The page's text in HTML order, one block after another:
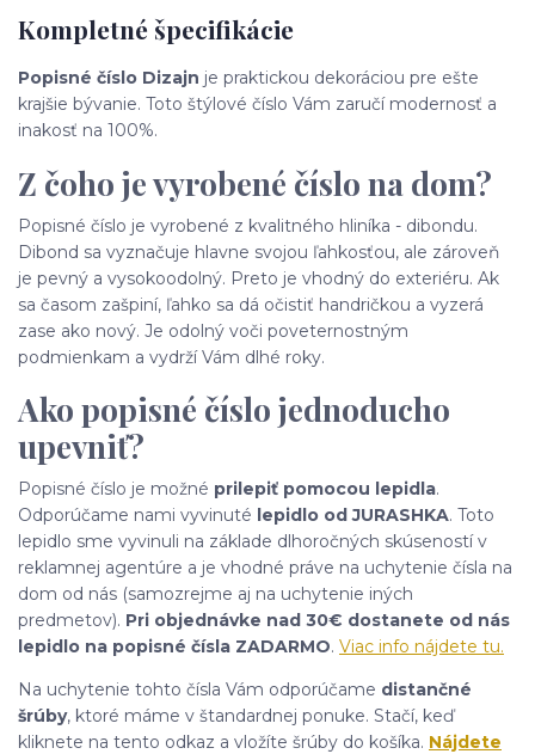
Kompletné špecifikácie
Popisné číslo Dizajn je praktickou dekoráciou pre ešte
krajšie bývanie. Toto štýlové číslo Vám zaručí modernosť a
inakosť na 100%.
Z čoho je vyrobené číslo na dom?
Popisné číslo je vyrobené z kvalitného hliníka - dibondu.
Dibond sa vyznačuje hlavne svojou ľahkosťou, ale zároveň
je pevný a vysokoodolný. Preto je vhodný do exteriéru. Ak
sa časom zašpiní, ľahko sa dá očistiť handričkou a vyzerá
zase ako nový. Je odolný voči poveternostným
podmienkam a vydrží Vám dlhé roky.
Ako popisné číslo jednoducho
upevniť?
Popisné číslo je možné prilepiť pomocou lepidla.
Odporúčame nami vyvinuté lepidlo od JURASHKA. Toto
lepidlo sme vyvinuli na základe dlhoročných skúseností v
reklamnej agentúre a je vhodné práve na uchytenie čísla na
dom od nás (samozrejme aj na uchytenie iných
predmetov). Pri objednávke nad 30€ dostanete od nás
lepidlo na popisné čísla ZADARMO. Viac info nájdete tu.
Na uchytenie tohto čísla Vám odporúčame distančné
šrúby, ktoré máme v štandardnej ponuke. Stačí, keď
kliknete na tento odkaz a vložíte šrúby do košíka. Nájdete